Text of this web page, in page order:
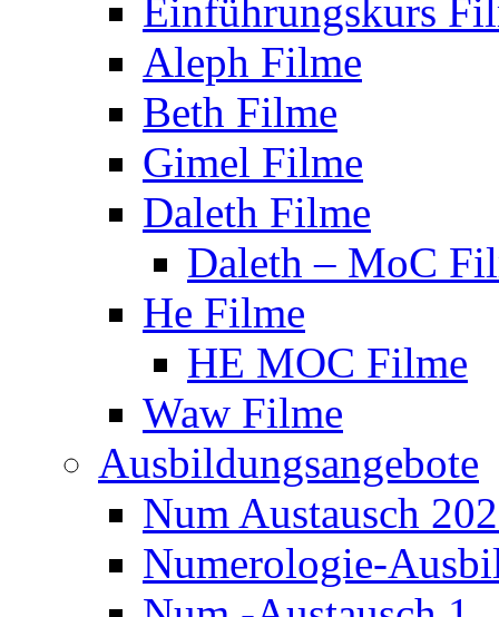
Einführungskurs
Aleph Filme
Beth Filme
Gimel Filme
Daleth Filme
Daleth – MoC
He Filme
HE MOC Filme
Waw Filme
Ausbildungsangebote
Num Austausch
Numerologie-